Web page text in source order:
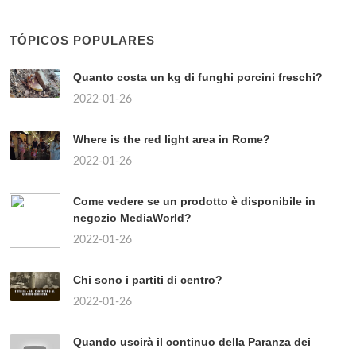
TÓPICOS POPULARES
Quanto costa un kg di funghi porcini freschi?
2022-01-26
Where is the red light area in Rome?
2022-01-26
Come vedere se un prodotto è disponibile in
negozio MediaWorld?
2022-01-26
Chi sono i partiti di centro?
2022-01-26
Quando uscirà il continuo della Paranza dei